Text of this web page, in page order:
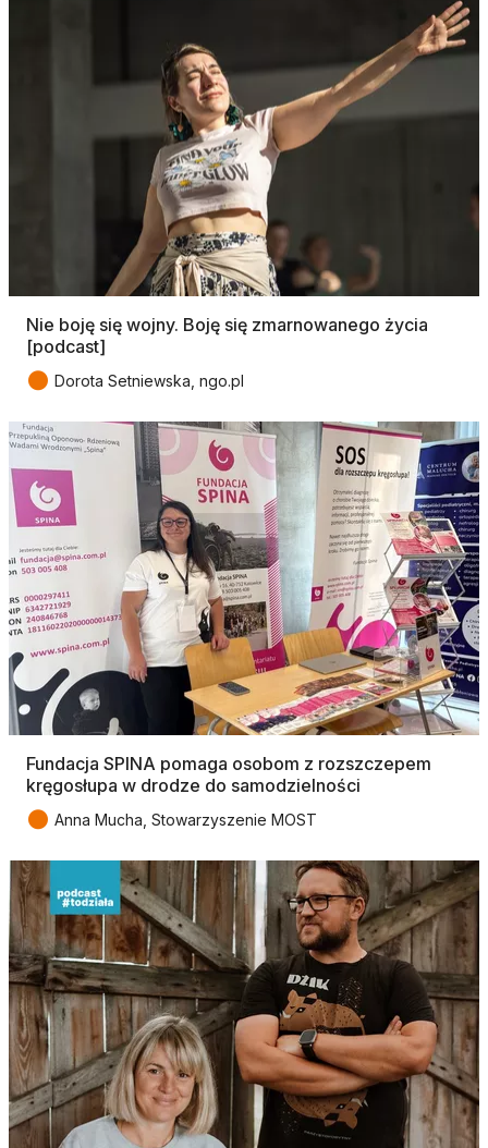
Nie boję się wojny. Boję się zmarnowanego życia
[podcast]
● Dorota Setniewska, ngo.pl
Fundacja SPINA pomaga osobom z rozszczepem
kręgosłupa w drodze do samodzielności
● Anna Mucha, Stowarzyszenie MOST